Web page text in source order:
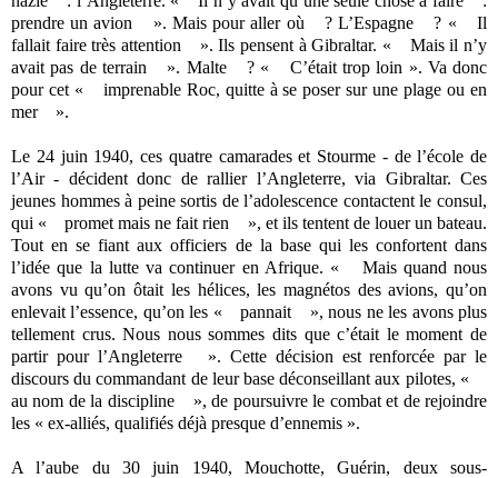
prendre un avion ». Mais pour aller où ? L’Espagne ? « Il
fallait faire très attention ». Ils pensent à Gibraltar. « Mais il n’y
avait pas de terrain ». Malte ? « C’était trop loin ». Va donc
pour cet « imprenable Roc, quitte à se poser sur une plage ou en
mer ».
Le 24 juin 1940, ces quatre camarades et Stourme - de l’école de
l’Air - décident donc de rallier l’Angleterre, via Gibraltar. Ces
jeunes hommes à peine sortis de l’adolescence contactent le consul,
qui « promet mais ne fait rien », et ils tentent de louer un bateau.
Tout en se fiant aux officiers de la base qui les confortent dans
l’idée que la lutte va continuer en Afrique. « Mais quand nous
avons vu qu’on ôtait les hélices, les magnétos des avions, qu’on
enlevait l’essence, qu’on les « pannait », nous ne les avons plus
tellement crus. Nous nous sommes dits que c’était le moment de
partir pour l’Angleterre ». Cette décision est renforcée par le
discours du commandant de leur base déconseillant aux pilotes, «
au nom de la discipline », de poursuivre le combat et de rejoindre
les « ex-alliés, qualifiés déjà presque d’ennemis ».
A l’aube du 30 juin 1940, Mouchotte, Guérin, deux sous-